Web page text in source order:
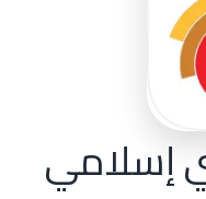
إسلامي